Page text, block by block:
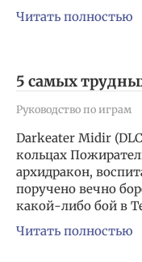
Читать полностью
5 самых
Руководство по играм
Darkeater Midir
кольцах
архидракон,
поручено вечно
какой-либо бой в
Читать полностью